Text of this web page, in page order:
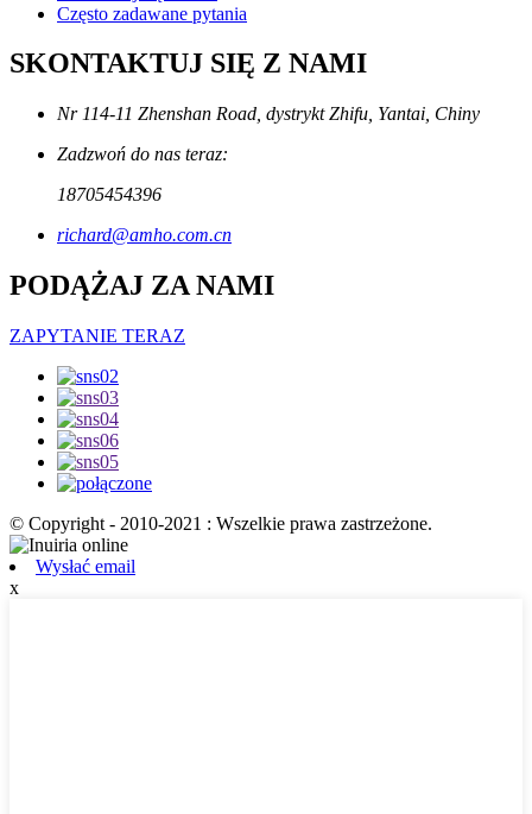
Często zadawane pytania
SKONTAKTUJ SIĘ Z NAMI
Nr 114-11 Zhenshan Road, dystrykt Zhifu, Yantai, Chiny
Zadzwoń do nas teraz:
18705454396
richard@amho.com.cn
PODĄŻAJ ZA NAMI
ZAPYTANIE TERAZ
© Copyright - 2010-2021 : Wszelkie prawa zastrzeżone.
Wysłać email
x